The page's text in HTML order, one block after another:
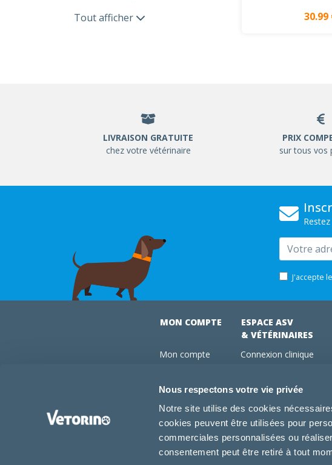
Nous respectons votre vie privée
Notre site utilise des cookies
cookies peuvent être utilisées pour
commerciales personnalisées ou
consentement peut être retiré à tout
Tout afficher 30.99
LIVRAISON GRATUITE
chez votre vétérinaire
PRIX
sur tous vos
Email
J'accepte
MON COMPTE
Mon compte
Conseils vétos
FAQ
ESPACE ASV
& VÉTÉRINAIRES
Connexion clinique
Devenir adhérent